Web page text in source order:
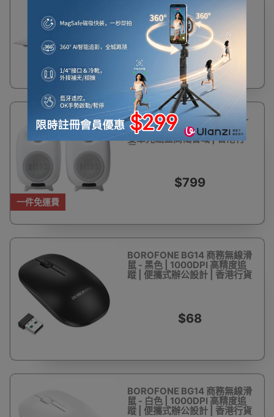
$215 $268
一件免運費
BITOS SHIRO 書架電腦喇叭 -
白色 | 無線remote遙距操控 |
雙單元涵蓋高低音域 | 香港行
貨
$799
BOROFONE BG14 商務無線滑
鼠 - 黑色 | 1000DPI 高精度追
蹤 | 便攜式辦公設計 | 香港行貨
$68
BOROFONE BG14 商務無線滑
鼠 - 白色 | 1000DPI 高精度追
蹤 | 便攜式辦公設計 | 香港行貨